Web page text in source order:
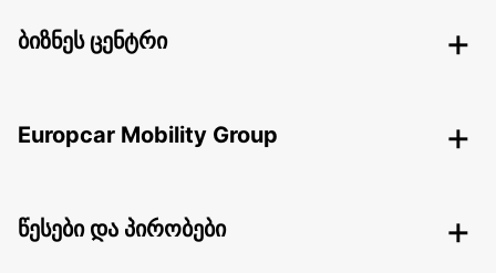
ბიზნეს ცენტრი
Europcar Mobility Group
წესები და პირობები